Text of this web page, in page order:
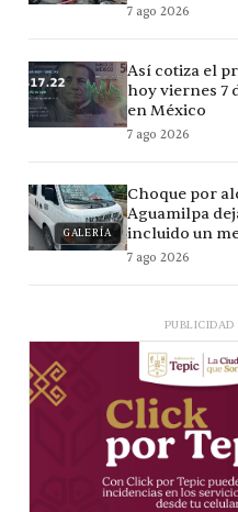
7 ago 2026
Así cotiza el
hoy viernes 7
en México
7 ago 2026
GALERÍA
Choque por
Aguamilpa
incluido un
7 ago 2026
PUBLICIDAD